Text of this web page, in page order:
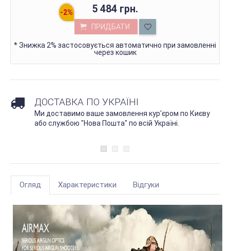
5 484 грн.
ПРИДБАТИ
*Знижка 2% застосовується автоматично при замовленні
через кошик
ДОСТАВКА ПО УКРАЇНІ
Ми доставимо ваше замовлення кур'єром по Києву
або службою "Нова Пошта" по всій Україні.
Огляд Характеристики Відгуки